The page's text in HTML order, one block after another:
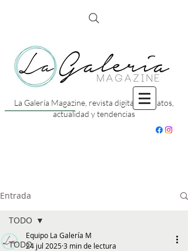
La Galería Magazine, revista digital con datos,
actualidad y tendencias
Entrada
TODO
TODO
Equipo La Galería M
24 jul 20253 min de lectura